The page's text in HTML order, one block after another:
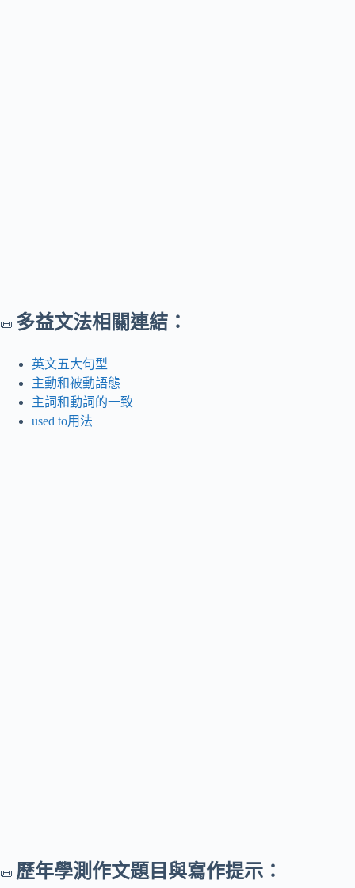
📜 多益文法相關連結：
英文五大句型
主動和被動語態
主詞和動詞的一致
used to用法
📜 歷年學測作文題目與寫作提示：